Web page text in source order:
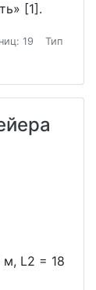
[1].
19
Тип
м, L2 = 18